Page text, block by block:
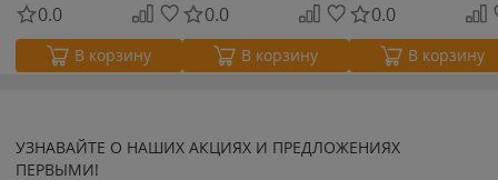
0.0
В корзину
0.0
В корзину
0.0
В корзину
УЗНАВАЙТЕ О НАШИХ АКЦИЯХ И ПРЕДЛОЖЕНИЯХ
ПЕРВЫМИ!